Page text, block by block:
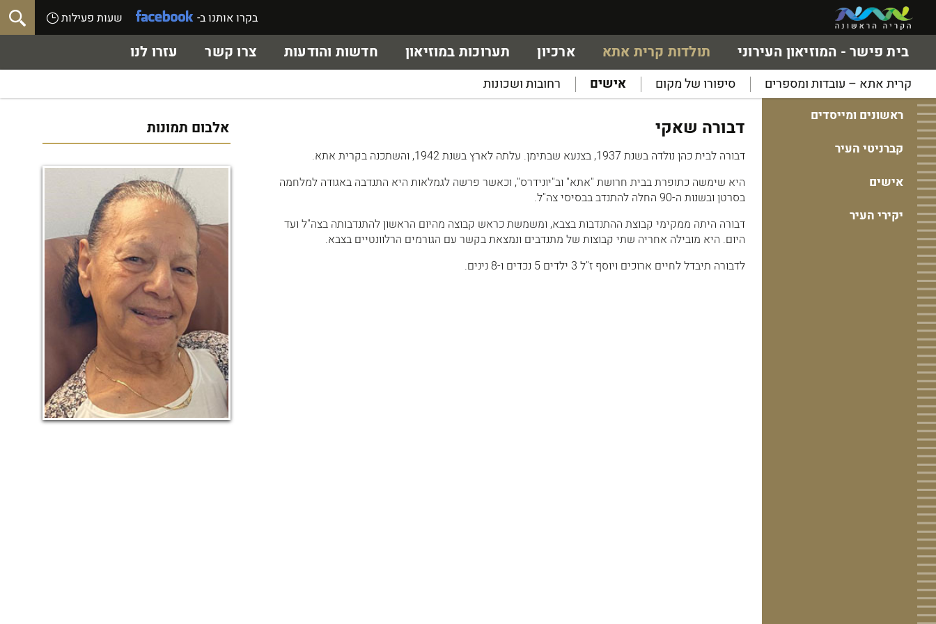
בקרו אותנו ב- שעות פעילות
בית פישר - המוזיאון העירוני תולדות קרית אתא
קרית אתא – עובדות ומספרים סיפורו של מקום אישים רחובות ושכונות
ארכיון תערוכות במוזיאון חדשות והודעות צרו קשר עזרו לנו
ראשונים ומייסדים
קברניטי העיר
אישים
יקירי העיר
דבורה שאקי
דבורה לבית כהן נולדה בשנת 1937, בצנעא שבתימן. עלתה לארץ בשנת 1942, והשתכנה בקרית אתא.
היא שימשה כתופרת בבית חרושת "אתא" וב"יונידרס", וכאשר פרשה לגמלאות היא התנדבה באגודה למלחמה
בסרטן ובשנות ה-90 החלה להתנדב בבסיסי צה"ל.
דבורה היתה ממקימי קבוצת ההתנדבות בצבא, ומשמשת כראש קבוצה מהיום הראשון להתנדבותה בצה"ל ועד
היום. היא מובילה אחריה שתי קבוצות של מתנדבים ונמצאת בקשר עם הגורמים הרלוונטיים בצבא.
לדבורה תיבדל לחיים ארוכים ויוסף ז"ל 3 ילדים 5 נכדים ו-8 נינים.
אלבום תמונות